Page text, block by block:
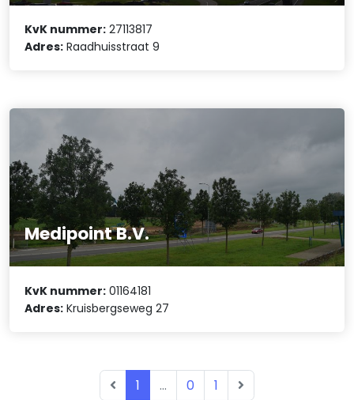
KvK nummer: 27113817
Adres: Raadhuisstraat 9
Medipoint B.V.
KvK nummer: 01164181
Adres: Kruisbergseweg 27
1 ... 0 1